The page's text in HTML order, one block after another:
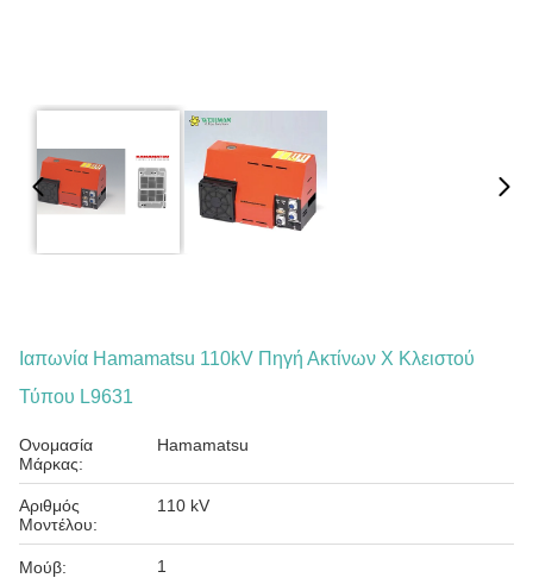
Ιαπωνία Hamamatsu 110kV Πηγή Ακτίνων Χ Κλειστού
Τύπου L9631
Ονομασία
Μάρκας:
Hamamatsu
Αριθμός
Μοντέλου:
110 kV
Μούβ: 1